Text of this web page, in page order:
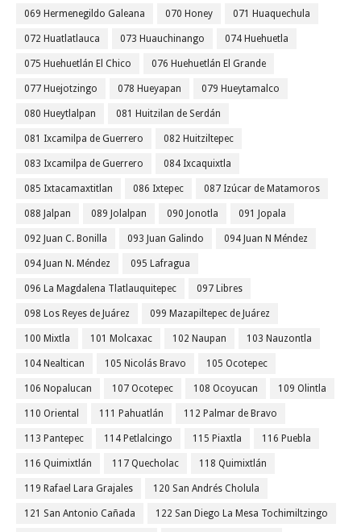
069 Hermenegildo Galeana 070 Honey 071 Huaquechula
072 Huatlatlauca 073 Huauchinango 074 Huehuetla
075 Huehuetlán El Chico 076 Huehuetlán El Grande
077 Huejotzingo 078 Hueyapan 079 Hueytamalco
080 Hueytlalpan 081 Huitzilan de Serdán
081 Ixcamilpa de Guerrero 082 Huitziltepec
083 Ixcamilpa de Guerrero 084 Ixcaquixtla
085 Ixtacamaxtitlan 086 Ixtepec 087 Izúcar de Matamoros
088 Jalpan 089 Jolalpan 090 Jonotla 091 Jopala
092 Juan C. Bonilla 093 Juan Galindo 094 Juan N Méndez
094 Juan N. Méndez 095 Lafragua
096 La Magdalena Tlatlauquitepec 097 Libres
098 Los Reyes de Juárez 099 Mazapiltepec de Juárez
100 Mixtla 101 Molcaxac 102 Naupan 103 Nauzontla
104 Nealtican 105 Nicolás Bravo 105 Ocotepec
106 Nopalucan 107 Ocotepec 108 Ocoyucan 109 Olintla
110 Oriental 111 Pahuatlán 112 Palmar de Bravo
113 Pantepec 114 Petlalcingo 115 Piaxtla 116 Puebla
116 Quimixtlán 117 Quecholac 118 Quimixtlán
119 Rafael Lara Grajales 120 San Andrés Cholula
121 San Antonio Cañada 122 San Diego La Mesa Tochimiltzingo